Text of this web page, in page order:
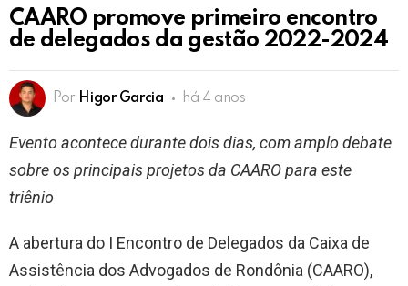
CAARO promove primeiro encontro
de delegados da gestão 2022-2024
Por Higor Garcia há 4 anos
Evento acontece durante dois dias, com amplo debate
sobre os principais projetos da CAARO para este
triênio
A abertura do I Encontro de Delegados da Caixa de
Assistência dos Advogados de Rondônia (CAARO),